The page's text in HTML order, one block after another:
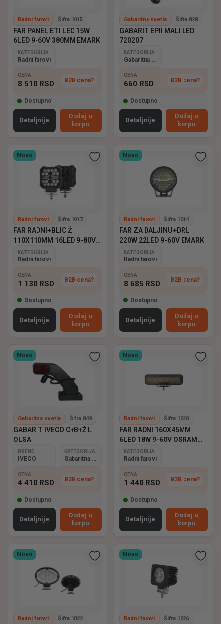
Radni farovi Šifra 1015
FAR PANEL ETI LED 15W
6LED 9-60V 380MM EMARK
KATEGORIJA
Radni farovi
CENA
8 510 RSD B2B cena?
Dostupno
Detaljnije
Dodaj u
korpu
Gabaritna svetla Šifra 828
GABARIT EPII MALI LED
720207
KATEGORIJA
Gabaritna svetla
CENA
660 RSD B2B cena?
Dostupno
Detaljnije
Dodaj u
korpu
Novo
Radni farovi Šifra 1017
FAR RADNI+BLIC Ž
110X110MM 16LED 9-80V
EMARK
KATEGORIJA
Radni farovi
CENA
1 130 RSD B2B cena?
Dostupno
Detaljnije
Dodaj u
korpu
Novo
Radni farovi Šifra 1014
FAR ZA DALJINU+DRL
220W 22LED 9-60V EMARK
KATEGORIJA
Radni farovi
CENA
8 685 RSD B2B cena?
Dostupno
Detaljnije
Dodaj u
korpu
Novo
Gabaritna svetla Šifra 849
GABARIT IVECO C+B+Ž L
OLSA
BREND
IVECO
KATEGORIJA
Gabaritna svetla
CENA
4 410 RSD B2B cena?
Dostupno
Detaljnije
Dodaj u
korpu
Novo
Radni farovi Šifra 1030
FAR RADNI 160X45MM
6LED 18W 9-60V OSRAM
EMARK
KATEGORIJA
Radni farovi
CENA
1 440 RSD B2B cena?
Dostupno
Detaljnije
Dodaj u
korpu
Novo
Radni farovi Šifra 1022
Novo
Radni farovi Šifra 1026